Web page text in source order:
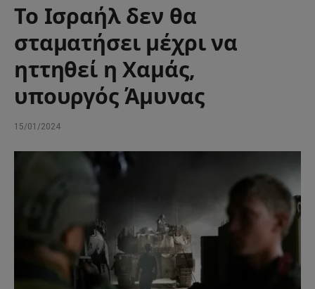
Το Ισραήλ δεν θα
σταματήσει μέχρι να
ηττηθεί η Χαμάς,
υπουργός Άμυνας
15/01/2024